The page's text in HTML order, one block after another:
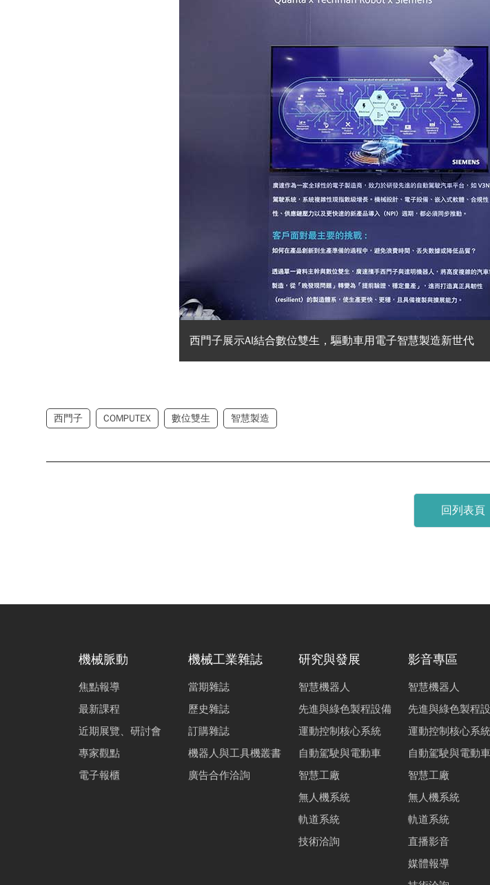
西門子展示AI結合數位雙生，驅動車用電子智慧製造新世代
西門子 COMPUTEX 數位雙生 智慧製造
回列表頁
機械脈動
焦點報導
最新課程
近期展覽、研討會
專家觀點
電子報櫃
機械工業雜誌
當期雜誌
歷史雜誌
訂購雜誌
機器人與工具機叢書
廣告合作洽詢
研究與發展
智慧機器人
先進與綠色製程設備
運動控制核心系統
自動駕駛與電動車
智慧工廠
無人機系統
軌道系統
技術洽詢
影音專區
智慧機器人
先進與綠色製程
運動控制核心系統
自動駕駛與電動車
智慧工廠
無人機系統
軌道系統
直播影音
媒體報導